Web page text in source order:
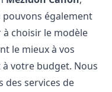
pouvons également
à choisir le modèle
le mieux à vos
à votre budget. Nous
des services de